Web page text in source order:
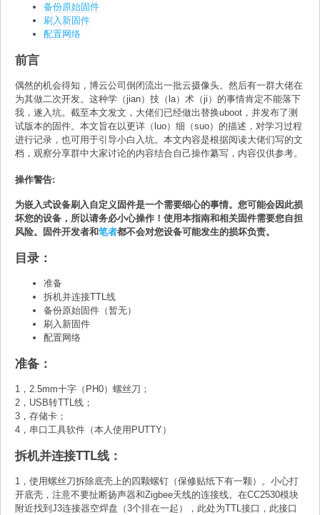
备份原始固件
刷入新固件
配置网络
前言
偶然的机会得知，博云公司倒闭流出一批云摄像头。然后有一群大佬在
为其做二次开发。这种学（jian）技（la）术（ji）的事情肯定不能落下
我，遂入坑。截至本文发文，大佬们已经做出替换uboot，并发布了测
试版本的固件。本文旨在以更详（luo）细（suo）的描述，对学习过程
进行记录，也可用于引导小白入坑。本文内容是根据阅读大佬们写的文
档，观察分享群中大家讨论的内容结合自己操作纂写，内容仅供参考。
操作警告:
为嵌入式设备刷入自定义固件是一个需要细心的事情。您可能会因此损
坏您的设备，所以请务必小心操作！使用本指南和相关固件需要您自担
风险。固件开发者和笔者都不会对您设备可能发生的损坏负责。
目录：
准备
拆机并连接TTL线
备份原始固件（暂无）
刷入新固件
配置网络
准备：
1，2.5mm十字（PH0）螺丝刀；
2，USB转TTL线；
3，存储卡；
4，串口工具软件（本人使用PUTTY）
拆机并连接TTL线：
1，使用螺丝刀拆除底壳上的四颗螺钉（保修贴纸下有一颗）。小心打
开底壳，注意不要扯断扬声器和Zigbee天线的连接线。在CC2530模块
附近找到J3连接器空焊盘（3个排在一起），此处为TTL接口，此接口